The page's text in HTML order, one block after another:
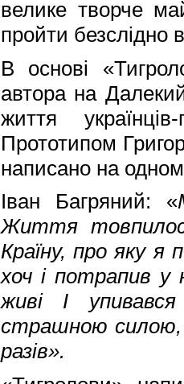
велике творче
пройти безслідно
В основі
автора на
життя
Прототипом
написано на
Іван Багряний: «
Життя
Країну, про яку я
хоч і потрапив
живі І
страшною силою,
разів».